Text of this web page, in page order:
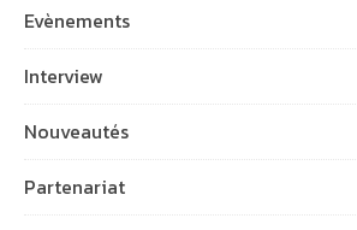
Evènements
Interview
Nouveautés
Partenariat